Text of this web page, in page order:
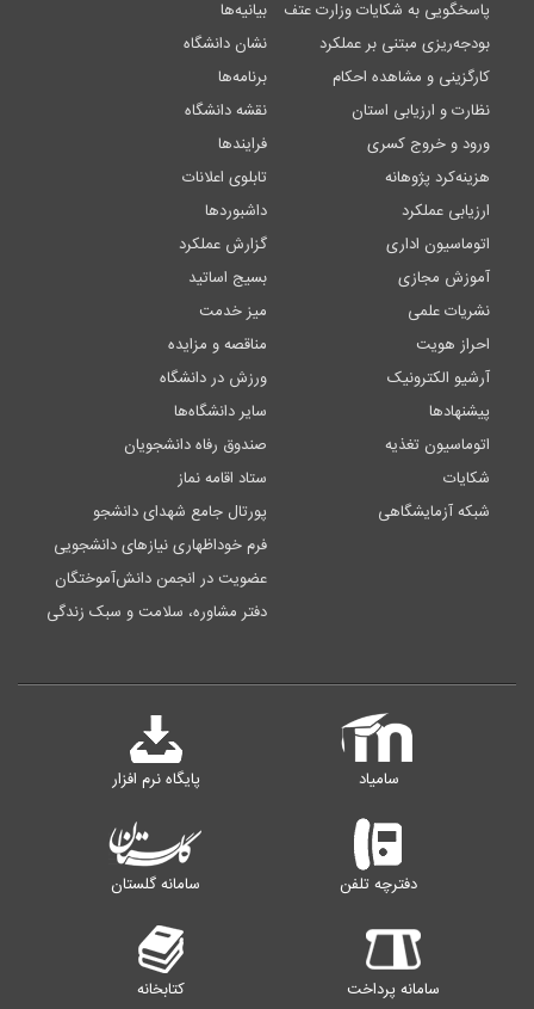
پاسخگویی به شکایات وزارت عتف
بودجه‌ریزی مبتنی بر عملکرد
کارگزینی و مشاهده احکام
نظارت و ارزیابی استان
ورود و خروج کسری
هزینه‌کرد پژوهانه
ارزیابی عملکرد
اتوماسیون اداری
آموزش مجازی
نشریات علمی
احراز هویت
آرشیو الکترونیک
پیشنهادها
اتوماسیون تغذیه
شکایات
شبکه آزمایشگاهی
بیانیه‌ها
نشان دانشگاه
برنامه‌ها
نقشه دانشگاه
فرایندها
تابلوی اعلانات
داشبوردها
گزارش عملکرد
بسیج اساتید
میز خدمت
مناقصه و مزایده
ورزش در دانشگاه
سایر دانشگاه‌ها
صندوق رفاه دانشجویان
ستاد اقامه نماز
پورتال جامع شهدای دانشجو
فرم خوداظهاری نیازهای دانشجویی
عضویت در انجمن دانش‌آموختگان
دفتر مشاوره، سلامت و سبک زندگی
سامیاد پایگاه نرم افزار
دفترچه تلفن سامانه گلستان
سامانه پرداخت کتابخانه